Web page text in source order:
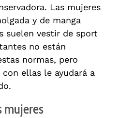
Las mujeres
y de manga
suelen vestir de sport
no están
normas, pero
ellas le ayudará a
mujeres